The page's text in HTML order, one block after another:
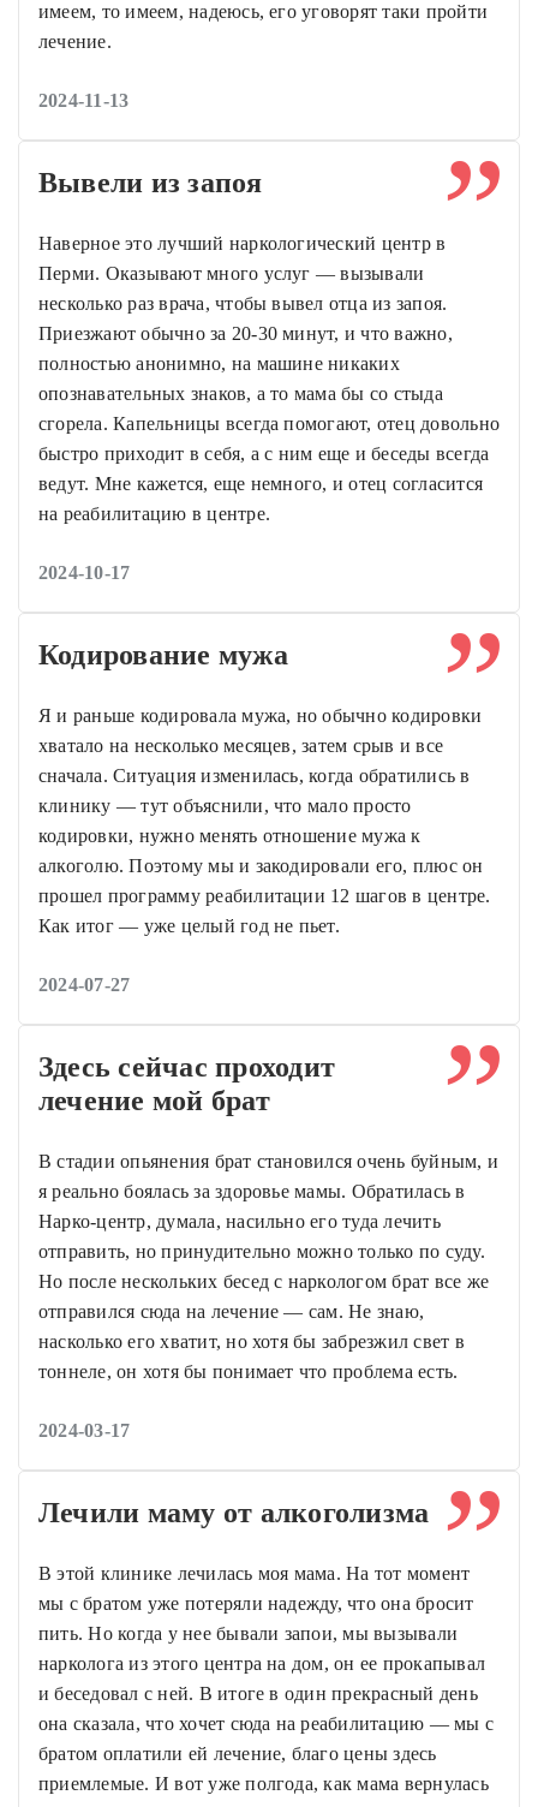
имеем, то имеем, надеюсь, его уговорят таки пройти
лечение.
2024-11-13
Вывели из запоя
Наверное это лучший наркологический центр в
Перми. Оказывают много услуг — вызывали
несколько раз врача, чтобы вывел отца из запоя.
Приезжают обычно за 20-30 минут, и что важно,
полностью анонимно, на машине никаких
опознавательных знаков, а то мама бы со стыда
сгорела. Капельницы всегда помогают, отец довольно
быстро приходит в себя, а с ним еще и беседы всегда
ведут. Мне кажется, еще немного, и отец согласится
на реабилитацию в центре.
2024-10-17
Кодирование мужа
Я и раньше кодировала мужа, но обычно кодировки
хватало на несколько месяцев, затем срыв и все
сначала. Ситуация изменилась, когда обратились в
клинику — тут объяснили, что мало просто
кодировки, нужно менять отношение мужа к
алкоголю. Поэтому мы и закодировали его, плюс он
прошел программу реабилитации 12 шагов в центре.
Как итог — уже целый год не пьет.
2024-07-27
Здесь сейчас проходит
лечение мой брат
В стадии опьянения брат становился очень буйным, и
я реально боялась за здоровье мамы. Обратилась в
Нарко-центр, думала, насильно его туда лечить
отправить, но принудительно можно только по суду.
Но после нескольких бесед с наркологом брат все же
отправился сюда на лечение — сам. Не знаю,
насколько его хватит, но хотя бы забрезжил свет в
тоннеле, он хотя бы понимает что проблема есть.
2024-03-17
Лечили маму от алкоголизма
В этой клинике лечилась моя мама. На тот момент
мы с братом уже потеряли надежду, что она бросит
пить. Но когда у нее бывали запои, мы вызывали
нарколога из этого центра на дом, он ее прокапывал
и беседовал с ней. В итоге в один прекрасный день
она сказала, что хочет сюда на реабилитацию — мы с
братом оплатили ей лечение, благо цены здесь
приемлемые. И вот уже полгода, как мама вернулась